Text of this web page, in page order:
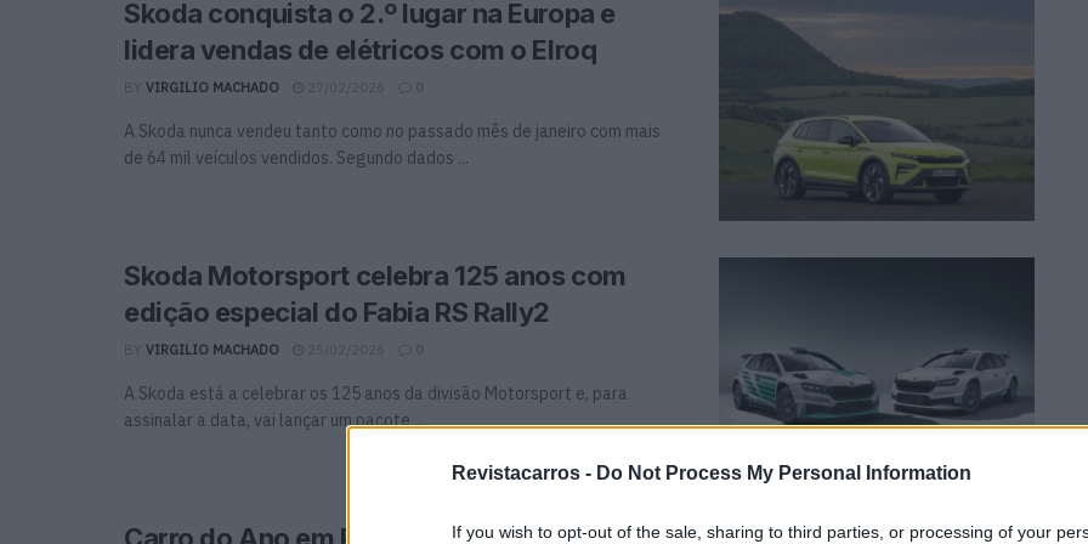
Revistacarros - Do Not Process My Personal Information
If you wish to opt-out of the sale, sharing to third parties, or processing of your
Skoda conquista o 2.º lugar na Europa e
lidera vendas de elétricos com o Elroq
BY VIRGILIO MACHADO 27/02/2026 0
A Skoda nunca vendeu tanto como no passado mês de janeiro com mais
de 64 mil veículos vendidos. Segundo dados ...
Skoda Motorsport celebra 125 anos com
edição especial do Fabia RS Rally2
BY VIRGILIO MACHADO 0
A Skoda está a celebrar os 125 anos da divisão Motorsport e, para
assinalar a data, vai lançar um pacote ...